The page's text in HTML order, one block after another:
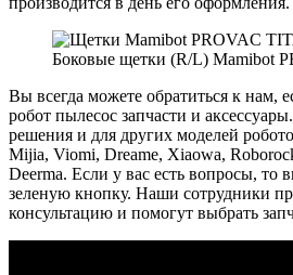
Боковые щетки (R/L) Mamibot
Вы всегда можете обратиться к нам,
робот пылесос запчасти и
решения и для других моделей
Mijia, Viomi, Dreame, Xiaowa,
Deerma. Если у вас есть вопросы, то
зеленую кнопку. Наши сотрудники
консультацию и помогут выбрать